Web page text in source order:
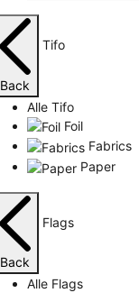
Back
Tifo
Alle Tifo
Foil
Fabrics
Paper
Back
Flags
Alle Flags